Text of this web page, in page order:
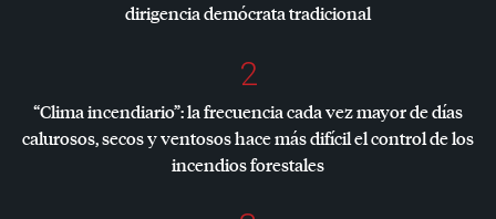
dirigencia demócrata tradicional
2
“Clima incendiario”: la frecuencia cada vez mayor de días
calurosos, secos y ventosos hace más difícil el control de los
incendios forestales